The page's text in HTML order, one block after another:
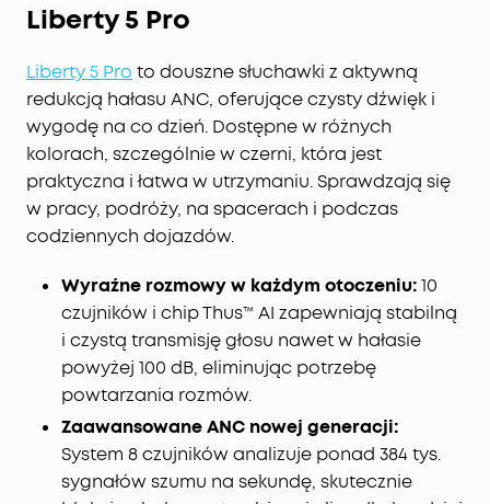
Liberty 5 Pro
Liberty 5 Pro to douszne słuchawki z aktywną
redukcją hałasu ANC, oferujące czysty dźwięk i
wygodę na co dzień. Dostępne w różnych
kolorach, szczególnie w czerni, która jest
praktyczna i łatwa w utrzymaniu. Sprawdzają się
w pracy, podróży, na spacerach i podczas
codziennych dojazdów.
Wyraźne rozmowy w każdym otoczeniu:10
czujników i chip Thus™ AI zapewniają stabilną
i czystą transmisję głosu nawet w hałasie
powyżej 100 dB, eliminując potrzebę
powtarzania rozmów.
Zaawansowane ANC nowej generacji:
System 8 czujników analizuje ponad 384 tys.
sygnałów szumu na sekundę, skutecznie